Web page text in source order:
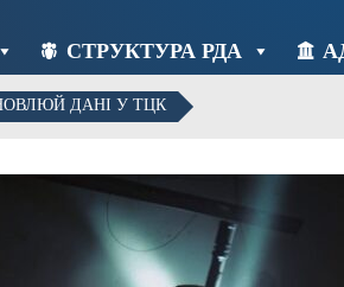
СТРУКТУРА РДА
ДАНІ У ТЦК